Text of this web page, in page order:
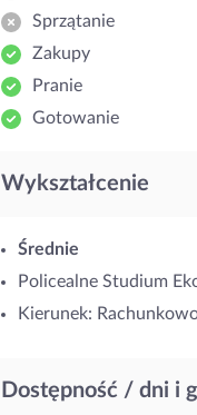
Sprzątanie
Zakupy
Pranie
Gotowanie
Wykształcenie
Średnie
Policealne Studium
Kierunek:
Dostępność / dni i